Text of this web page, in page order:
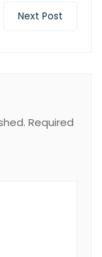
Next Post
Required